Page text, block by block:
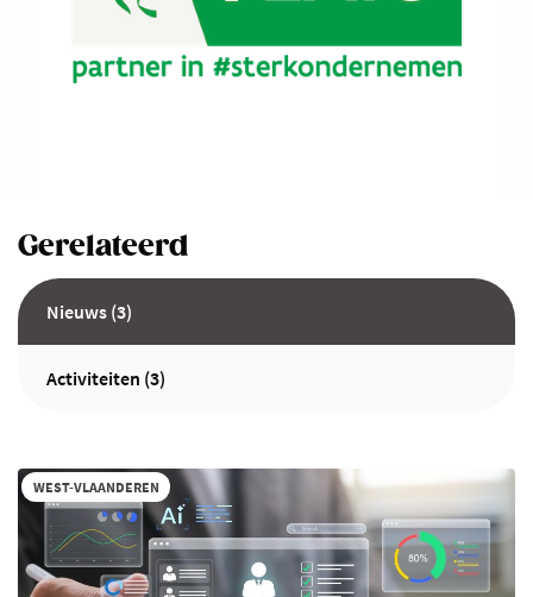
Gerelateerd
Nieuws (3)
Activiteiten (3)
WEST-VLAANDEREN